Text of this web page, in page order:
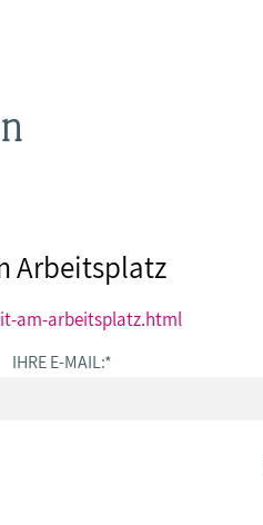
Arbeitsplatz
am-arbeitsplatz.html
IHRE E-MAIL:*